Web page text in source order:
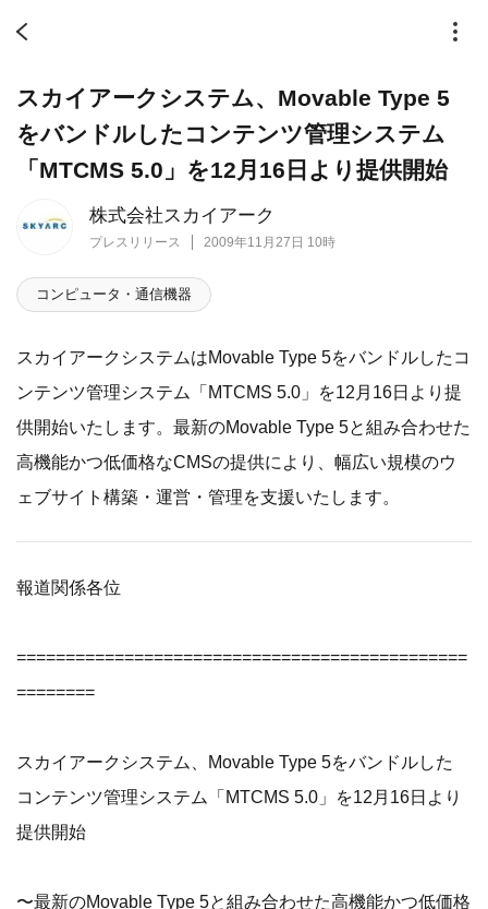
株式会社スカイアーク
プレスリリース 2009年11月27日 10時
スカイアークシステム、Movable Type 5
をバンドルしたコンテンツ管理システム
「MTCMS 5.0」を12月16日より提供開始
コンピュータ・通信機器
スカイアークシステムはMovable Type 5をバンドルしたコ
ンテンツ管理システム「MTCMS 5.0」を12月16日より提
供開始いたします。最新のMovable Type 5と組み合わせた
高機能かつ低価格なCMSの提供により、幅広い規模のウ
ェブサイト構築・運営・管理を支援いたします。
報道関係各位
==============================================
========
スカイアークシステム、Movable Type 5をバンドルした
コンテンツ管理システム「MTCMS 5.0」を12月16日より
提供開始
〜最新のMovable Type 5と組み合わせた高機能かつ低価格